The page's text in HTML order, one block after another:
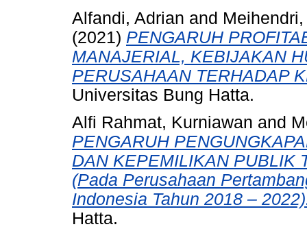
Alfandi, Adrian and
(2021) PENGARUH
MANAJERIAL, KEBIJAKAN
PERUSAHAAN TERHADAP
Universitas Bung Hatta.
Alfi Rahmat, Kurniawan and
PENGARUH
DAN KEPEMILIKAN PUBLIK
(Pada Perusahaan
Indonesia Tahun 2018 –
Hatta.